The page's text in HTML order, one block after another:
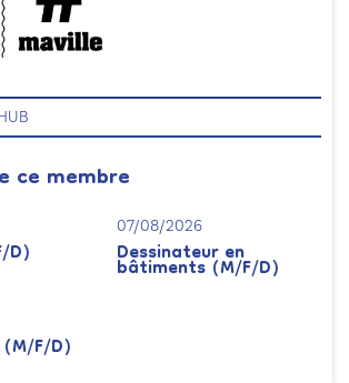
ce membre
D)
07/08/2026
Dessinateur en
bâtiments (M/F/D)
F/D)